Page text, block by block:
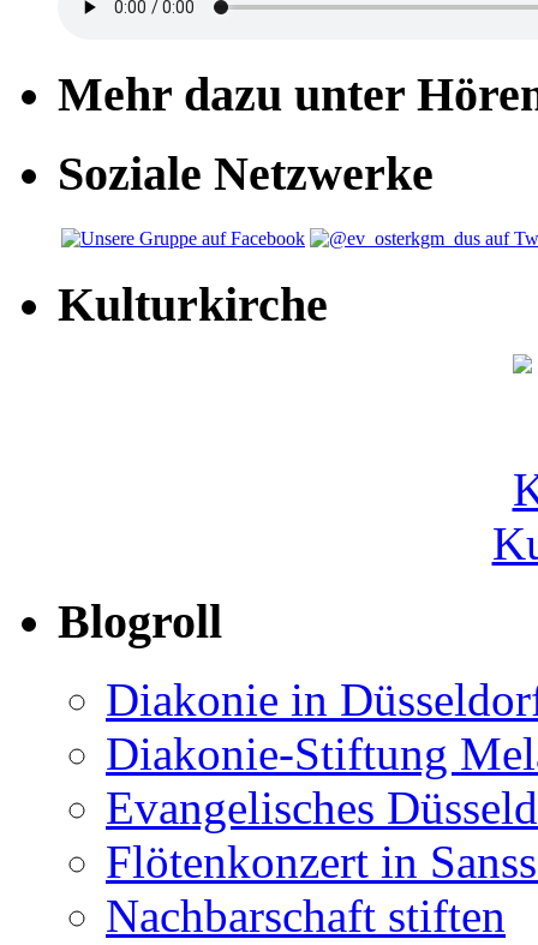
Mehr dazu unter
Soziale Netzwerke
Kulturkirche
Blogroll
Diakonie in
Diakonie-Stiftung
Evangelisches
Flötenkonzert in
Nachbarschaft stiften